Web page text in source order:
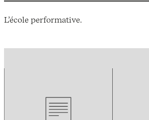
L’école performative.